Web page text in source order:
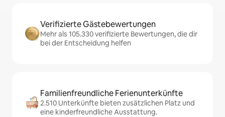
Verifizierte Gästebewertungen
Mehr als 105.330 verifizierte Bewertungen, die dir
bei der Entscheidung helfen
Familienfreundliche Ferienunterkünfte
2.510 Unterkünfte bieten zusätzlichen Platz und
eine kinderfreundliche Ausstattung.